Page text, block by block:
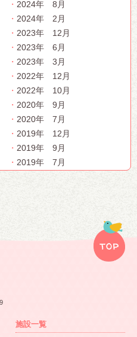
2024年 8月
2024年 2月
2023年 12月
2023年 6月
2023年 3月
2022年 12月
2022年 10月
2020年 9月
2020年 7月
2019年 12月
2019年 9月
2019年 7月
施設一覧